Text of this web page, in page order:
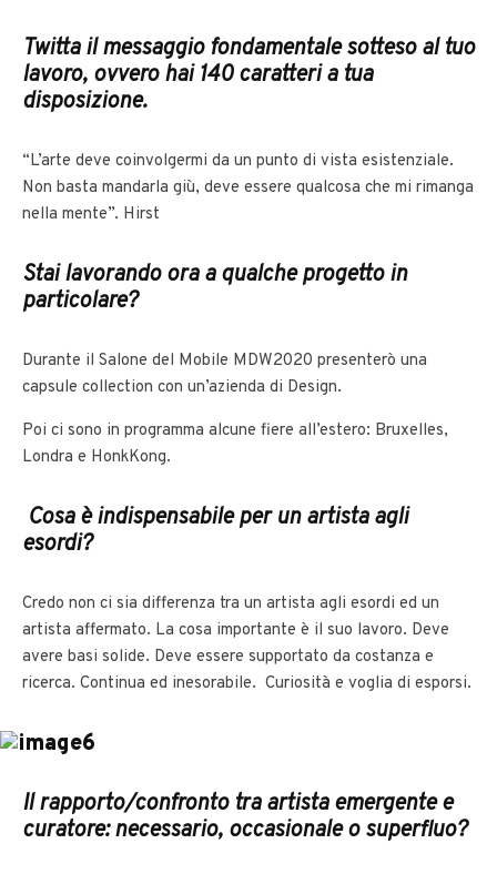
Twitta il messaggio fondamentale sotteso al tuo
lavoro, ovvero hai 140 caratteri a tua
disposizione.
“L’arte deve coinvolgermi da un punto di vista esistenziale.
Non basta mandarla giù, deve essere qualcosa che mi rimanga
nella mente”. Hirst
Stai lavorando ora a qualche progetto in
particolare?
Durante il Salone del Mobile MDW2020 presenterò una
capsule collection con un’azienda di Design.
Poi ci sono in programma alcune fiere all’estero: Bruxelles,
Londra e HonkKong.
Cosa è indispensabile per un artista agli
esordi?
Credo non ci sia differenza tra un artista agli esordi ed un
artista affermato. La cosa importante è il suo lavoro. Deve
avere basi solide. Deve essere supportato da costanza e
ricerca. Continua ed inesorabile. Curiosità e voglia di esporsi.
Il rapporto/confronto tra artista emergente e
curatore: necessario, occasionale o superfluo?